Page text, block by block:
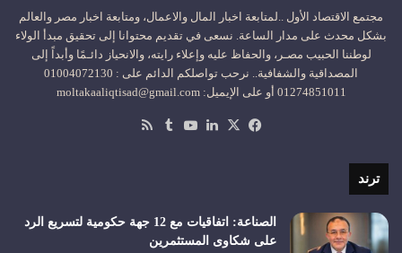
مجتمع الاقتصاد الأول ..لمتابعة اخبار المال والاعمال، ومتابعة اخبار مصر والعالم
بشكل محدث على مدار الساعة. نسعى في تقديم محتوانا إلى تحقيق مبدأ الولاء
لوطننا الحبيب مصـر، والحفاظ عليه وإعلاء رايته، والانحياز دائـمًا وأبداً إلى
المصداقية والشفافية.. نرحب تواصلكم الدائم على : 01004072130
01274851011 أو على الإيميل: moltakaaliqtisad@gmail.com
فيسبوك
‫X لينكدإن‫YouTube
ترند
الصناعة: اتفاقيات مع 12 جهة حكومية لتسريع الرد
على شكاوى المستثمرين